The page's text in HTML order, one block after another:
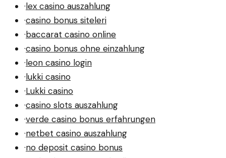
·lex casino auszahlung
·casino bonus siteleri
·baccarat casino online
·casino bonus ohne einzahlung
·leon casino login
·lukki casino
·Lukki casino
·casino slots auszahlung
·verde casino bonus erfahrungen
·netbet casino auszahlung
·no deposit casino bonus